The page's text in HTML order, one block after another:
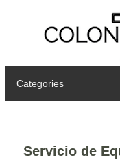
Categories
Servicio de